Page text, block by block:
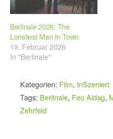
Berlinale 2026: The
Loneliest Man In Town
19. Februar 2026
In "Berlinale"
Kategorien: Film, InSzeniert
Tags: Berlinale, Feo Aldag,
Zehrfeld